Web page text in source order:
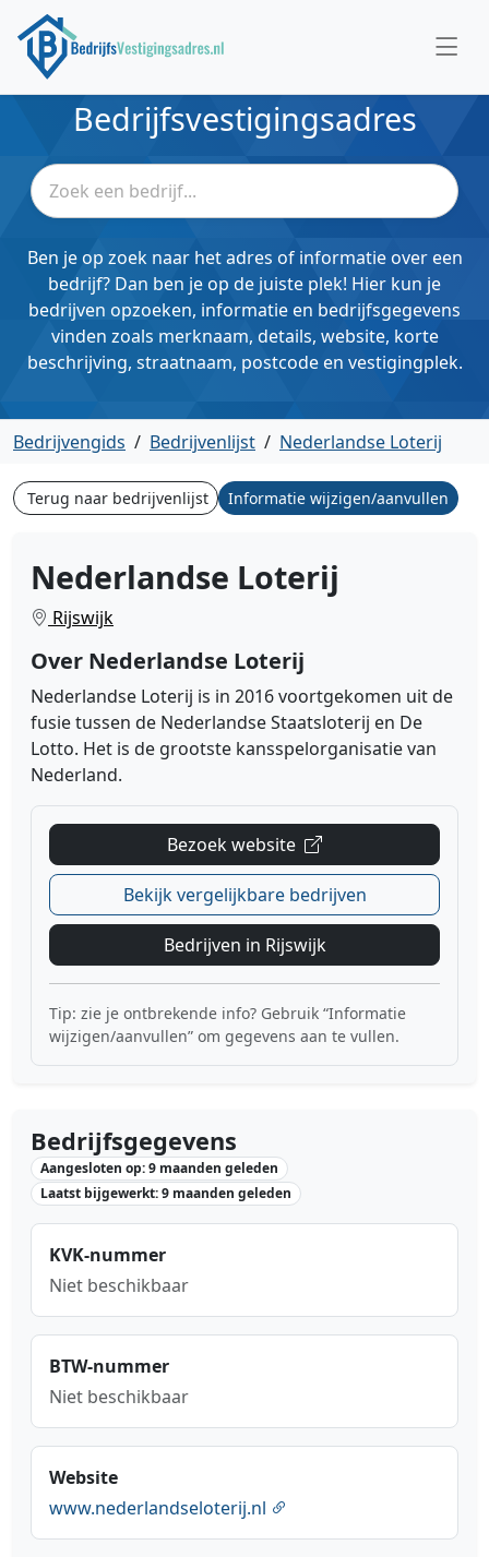
Bedrijfsvestigingsadres
Ben je op zoek naar het adres of informatie over een
bedrijf? Dan ben je op de juiste plek! Hier kun je
bedrijven opzoeken, informatie en bedrijfsgegevens
vinden zoals merknaam, details, website, korte
beschrijving, straatnaam, postcode en vestigingplek.
Bedrijvengids / Bedrijvenlijst / Nederlandse Loterij
Terug naar bedrijvenlijst Informatie wijzigen/aanvullen
Nederlandse Loterij
Rijswijk
Over Nederlandse Loterij
Nederlandse Loterij is in 2016 voortgekomen uit de
fusie tussen de Nederlandse Staatsloterij en De
Lotto. Het is de grootste kansspelorganisatie van
Nederland.
Bezoek website
Bekijk vergelijkbare bedrijven
Bedrijven in Rijswijk
Tip: zie je ontbrekende info? Gebruik “Informatie
wijzigen/aanvullen” om gegevens aan te vullen.
Bedrijfsgegevens
Aangesloten op: 9 maanden geleden
Laatst bijgewerkt: 9 maanden geleden
KVK-nummer
Niet beschikbaar
BTW-nummer
Niet beschikbaar
Website
www.nederlandseloterij.nl